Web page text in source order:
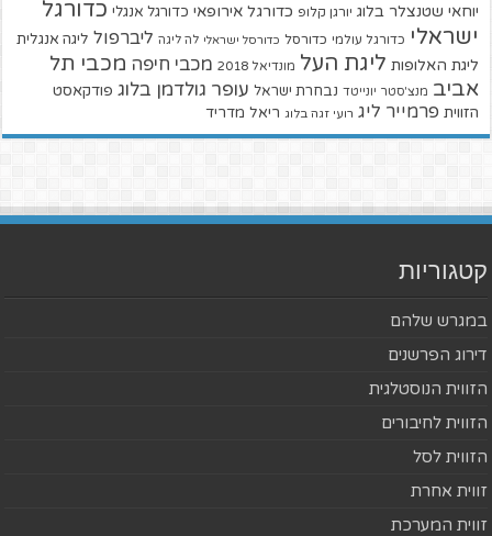
יוחאי שטנצלר בלוג יורגן קלופ כדורגל אירופאי כדורגל אנגלי כדורגל
ישראלי כדורגל עולמי כדורסל כדורסל ישראלי לה ליגה ליברפול ליגה אנגלית
ליגת האלופות ליגת העל מונדיאל 2018 מכבי חיפה מכבי תל
אביב מנצ'סטר יונייטד נבחרת ישראל עופר גולדמן בלוג פודקאסט
הזווית פרמייר ליג רועי זגה בלוג ריאל מדריד
קטגוריות
במגרש שלהם
דירוג הפרשנים
הזווית הנוסטלגית
הזווית לחיבורים
הזווית לסל
זווית אחרת
זווית המערכת